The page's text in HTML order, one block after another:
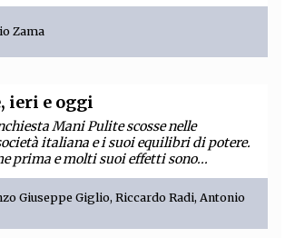
Zama
ieri e oggi
Mani Pulite scosse nelle
italiana e i suoi equilibri di potere.
prima e molti suoi effetti sono...
Giuseppe Giglio,Riccardo Radi, Antonio